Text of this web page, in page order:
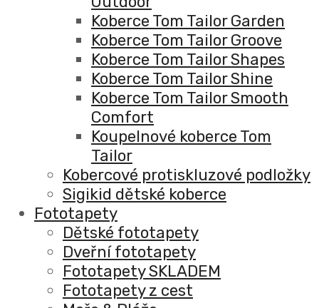
Koberce Tom Tailor Garden
Koberce Tom Tailor Groove
Koberce Tom Tailor Shapes
Koberce Tom Tailor Shine
Koberce Tom Tailor Smooth
Comfort
Koupelnové koberce Tom
Tailor
Kobercové protiskluzové podložky
Sigikid dětské koberce
Fototapety
Dětské fototapety
Dveřní fototapety
Fototapety SKLADEM
Fototapety z cest